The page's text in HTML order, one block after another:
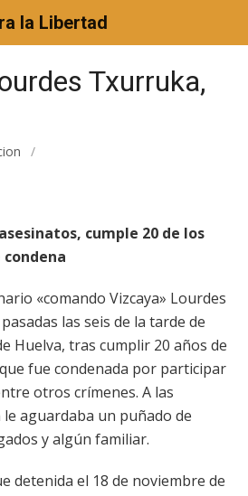
la Libertad
Txurruka,
/
cumple 20 de los
condena
«comando Vizcaya» Lourdes
las seis de la tarde de
Huelva, tras cumplir 20 años de
fue condenada por participar
otros crímenes. A las
aguardaba un puñado de
y algún familiar.
detenida el 18 de noviembre de